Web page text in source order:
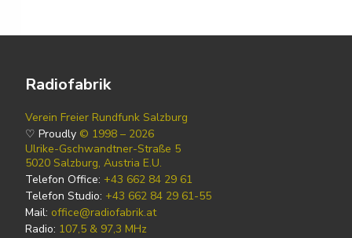
Radiofabrik
Verein Freier Rundfunk Salzburg
♡ Proudly © 1998 – 2026
Ulrike-Gschwandtner-Straße 5
5020 Salzburg, Austria E.U.
Telefon Office: +43 662 84 29 61
Telefon Studio: +43 662 84 29 61-55
Mail: office@radiofabrik.at
Radio: 107,5 & 97,3 MHz